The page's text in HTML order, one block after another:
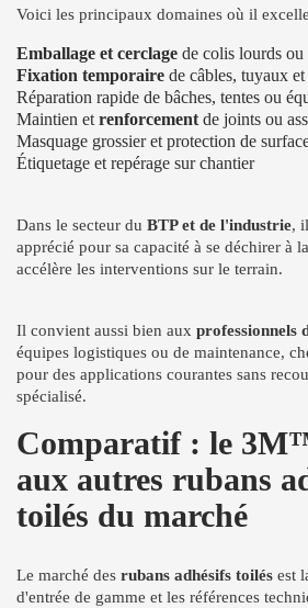
Voici les principaux domaines où il
Emballage et cerclage de colis lourds
Fixation temporaire de câbles, tuyaux
Réparation rapide de bâches, tentes ou
Maintien et renforcement de joints ou
Masquage grossier et protection de
Étiquetage et repérage sur chantier
Dans le secteur du BTP et de l'industrie,
apprécié pour sa capacité à se déchirer à
accélère les interventions sur le terrain.
Il convient aussi bien aux professionnels
équipes logistiques ou de maintenance,
pour des applications courantes sans
spécialisé.
Comparatif : le
aux autres rubans
toilés du marché
Le marché des rubans adhésifs toilés est
d'entrée de gamme et les références